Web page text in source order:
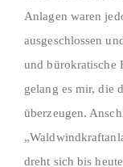
Anlagen waren
ausgeschlossen
und bürokratische
gelang es mir, die
überzeugen.
dreht sich bis